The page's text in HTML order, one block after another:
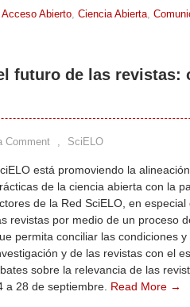
Acceso Abierto, Ciencia Abierta,
futuro de las revistas:
Comment , SciELO
está promoviendo la
de la ciencia abierta con la
de la Red SciELO, en
revistas por medio de un proceso
permita conciliar las condiciones
y de las revistas con el
sobre la relevancia de las
a 28 de septiembre. Read More →